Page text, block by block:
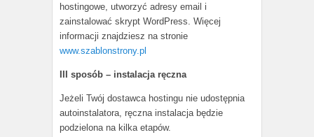
hostingowe, utworzyć adresy email i
zainstalować skrypt WordPress. Więcej
informacji znajdziesz na stronie
www.szablonstrony.pl
III sposób – instalacja ręczna
Jeżeli Twój dostawca hostingu nie udostępnia
autoinstalatora, ręczna instalacja będzie
podzielona na kilka etapów.